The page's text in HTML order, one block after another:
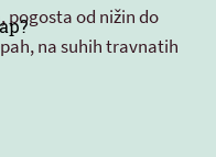
pogosta od nižin do
na suhih travnatih